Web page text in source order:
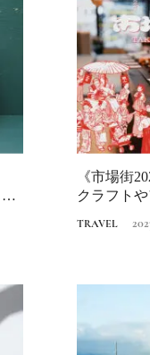
《市場街
クラフト
TRAVEL